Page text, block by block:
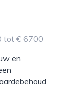
tot € 6700
en